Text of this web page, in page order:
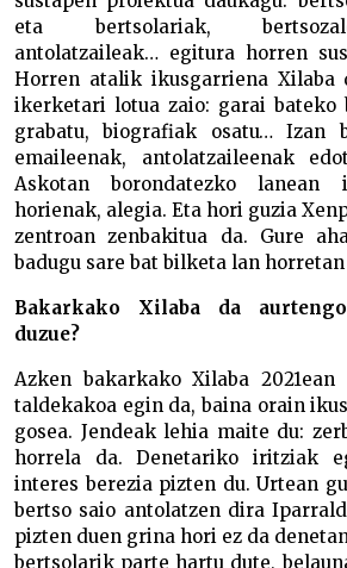
eta bertsolariak,
antolatzaileak… egitura horren
Horren atalik ikusgarriena Xilaba
ikerketari lotua zaio: garai bateko
grabatu, biografiak osatu… Izan
emaileenak, antolatzaileenak
Askotan borondatezko
horienak, alegia. Eta hori guzia
zentroan zenbakitua da. Gure
badugu sare bat bilketa lan
Bakarkako Xilaba da
duzue?
Azken bakarkako Xilaba
taldekakoa egin da, baina orain
gosea. Jendeak lehia maite du:
horrela da. Denetariko iritziak
interes berezia pizten du. Urtean
bertso saio antolatzen dira
pizten duen grina hori ez da
bertsolarik parte hartu dute,